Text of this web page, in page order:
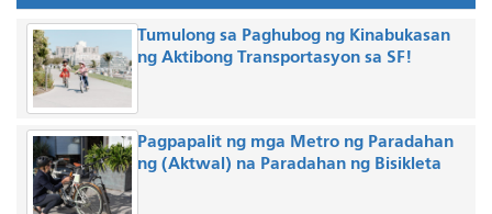
Tumulong sa Paghubog ng Kinabukasan
ng Aktibong Transportasyon sa SF!
Pagpapalit ng mga Metro ng Paradahan
ng (Aktwal) na Paradahan ng Bisikleta